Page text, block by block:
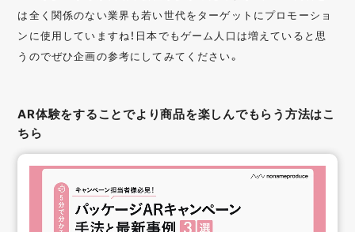
は全く関係のない業界も若い世代をターゲットにプロモーショ
ンに使用していますね！日本でもゲーム人口は増えていると思
うのでぜひ企画の参考にしてみてください。
AR体験をすることでより商品を楽しんでもらう方法はこ
ちら